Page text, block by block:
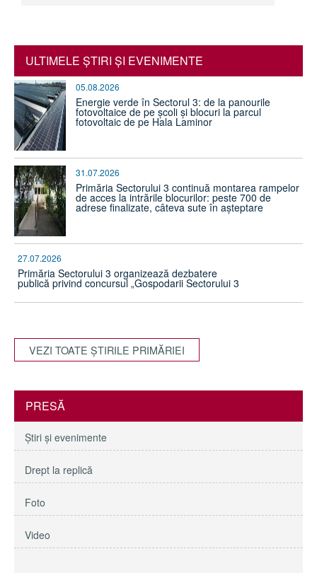
ULTIMELE ŞTIRI ŞI EVENIMENTE
05.08.2026
Energie verde în Sectorul 3: de la panourile
fotovoltaice de pe școli și blocuri la parcul
fotovoltaic de pe Hala Laminor
31.07.2026
Primăria Sectorului 3 continuă montarea rampelor
de acces la intrările blocurilor: peste 700 de
adrese finalizate, câteva sute în așteptare
27.07.2026
Primăria Sectorului 3 organizează dezbatere
publică privind concursul „Gospodarii Sectorului 3
VEZI TOATE ŞTIRILE PRIMĂRIEI
PRESĂ
Ştiri şi evenimente
Drept la replică
Foto
Video